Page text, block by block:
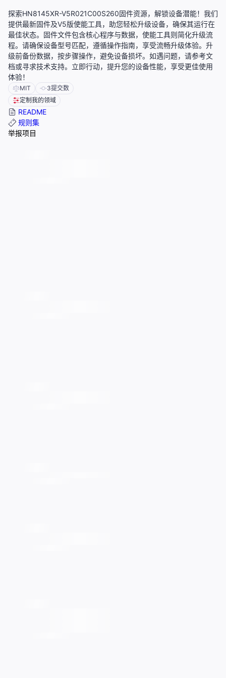
探索HN8145XR-V5R021C00S260固件资源，解锁设备潜能！我们
提供最新固件及V5版使能工具，助您轻松升级设备，确保其运行在
最佳状态。固件文件包含核心程序与数据，使能工具则简化升级流
程。请确保设备型号匹配，遵循操作指南，享受流畅升级体验。升
级前备份数据，按步骤操作，避免设备损坏。如遇问题，请参考文
档或寻求技术支持。立即行动，提升您的设备性能，享受更佳使用
体验！
MIT 3提交数
定制我的领域
README
规则集
举报项目